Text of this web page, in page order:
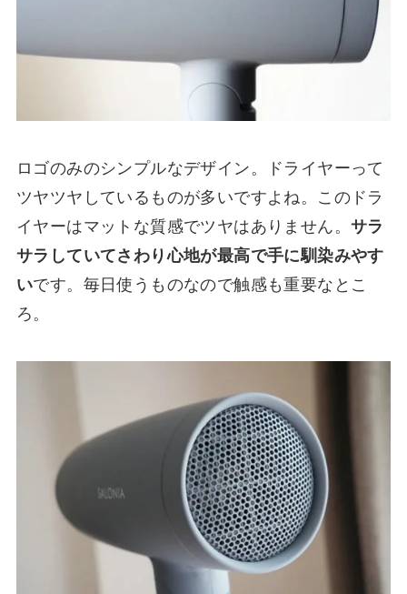
ロゴのみのシンプルなデザイン。ドライヤーって
ツヤツヤしているものが多いですよね。このドラ
イヤーはマットな質感でツヤはありません。 サラ
サラしていてさわり心地が最高で手に馴染みやす
いです。毎日使うものなので触感も重要なとこ
ろ。